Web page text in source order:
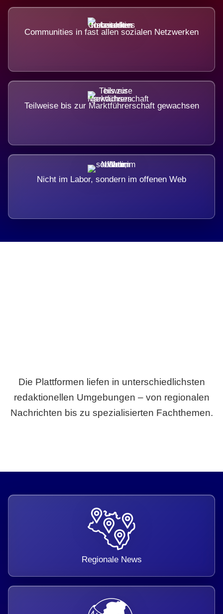
Communities in fast allen sozialen Netzwerken
Teilweise bis zur Marktführerschaft gewachsen
Nicht im Labor, sondern im offenen Web
Die Plattformen liefen in unterschiedlichsten
redaktionellen Umgebungen – von regionalen
Nachrichten bis zu spezialisierten Fachthemen.
Regionale News